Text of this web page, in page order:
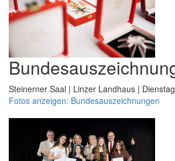
Steinerner Saal | Linzer Landhaus |
Fotos anzeigen: Bundesauszeichnungen